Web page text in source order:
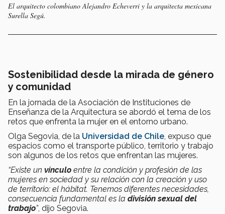
El arquitecto colombiano Alejandro Echeverri y la arquitecta mexicana
Surella Segú.
Sostenibilidad desde la mirada de género
y comunidad
En la jornada de la Asociación de Instituciones de
Enseñanza de la Arquitectura se abordó el tema de los
retos que enfrenta la mujer en el entorno urbano.
Olga Segovia, de la Universidad de Chile, expuso que
espacios como el transporte público, territorio y trabajo
son algunos de los retos que enfrentan las mujeres.
“Existe un vínculo entre la condición y profesión de las
mujeres en sociedad y su relación con la creación y uso
de territorio: el hábitat. Tenemos diferentes necesidades,
consecuencia fundamental es la división sexual del
trabajo”, dijo Segovia.